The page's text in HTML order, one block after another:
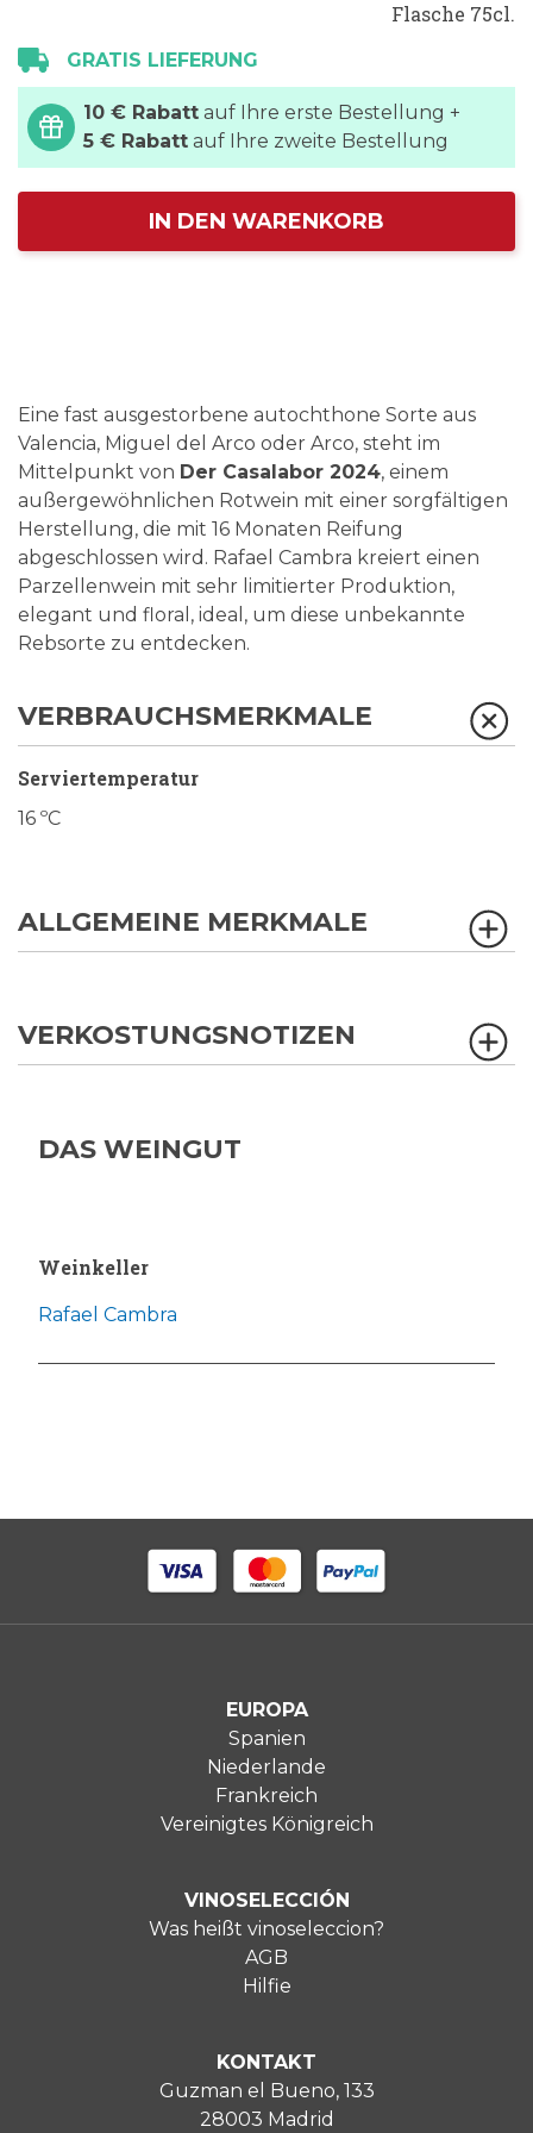
Flasche 75cl.
GRATIS LIEFERUNG
10 € Rabatt auf Ihre erste Bestellung +
5 € Rabatt auf Ihre zweite Bestellung
IN DEN WARENKORB
Eine fast ausgestorbene autochthone Sorte aus
Valencia, Miguel del Arco oder Arco, steht im
Mittelpunkt von Der Casalabor 2024, einem
außergewöhnlichen Rotwein mit einer sorgfältigen
Herstellung, die mit 16 Monaten Reifung
abgeschlossen wird. Rafael Cambra kreiert einen
Parzellenwein mit sehr limitierter Produktion,
elegant und floral, ideal, um diese unbekannte
Rebsorte zu entdecken.
VERBRAUCHSMERKMALE
Serviertemperatur
16 ºC
ALLGEMEINE MERKMALE
VERKOSTUNGSNOTIZEN
DAS WEINGUT
Weinkeller
Rafael Cambra
EUROPA
Spanien
Niederlande
Frankreich
Vereinigtes Königreich
VINOSELECCIÓN
Was heißt vinoseleccion?
AGB
Hilfie
KONTAKT
Guzman el Bueno, 133
28003 Madrid